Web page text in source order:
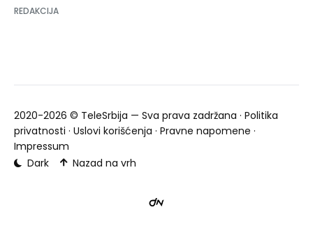
REDAKCIJA
2020-2026 © TeleSrbija — Sva prava zadržana · Politika
privatnosti · Uslovi korišćenja · Pravne napomene ·
Impressum
Dark
Nazad na vrh